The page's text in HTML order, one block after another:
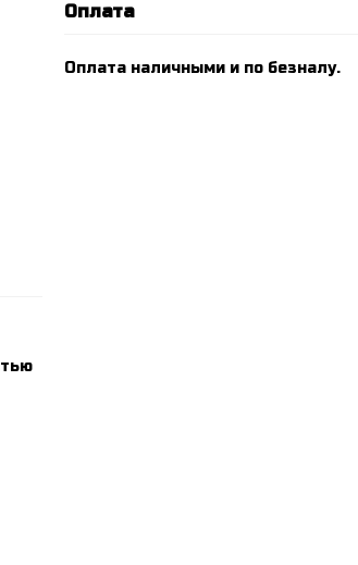
Оплата
Оплата наличными и по безналу.